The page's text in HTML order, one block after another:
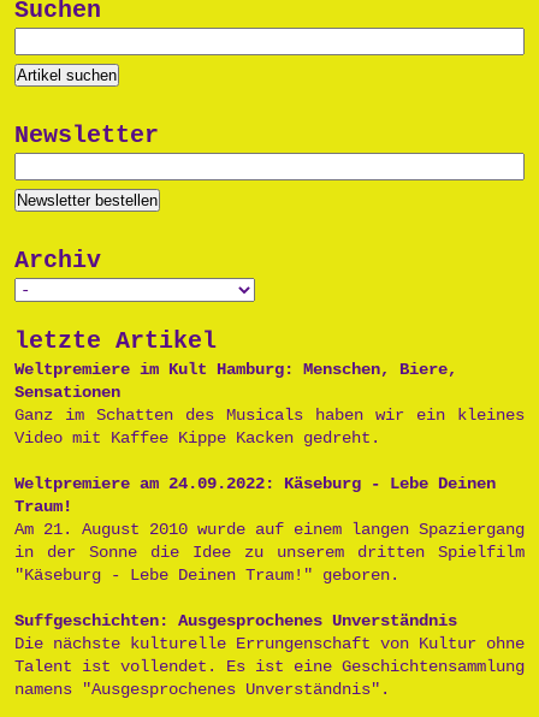
Suchen
Newsletter
Archiv
letzte Artikel
Weltpremiere im Kult Hamburg: Menschen, Biere,
Sensationen
Ganz im Schatten des Musicals haben wir ein kleines
Video mit Kaffee Kippe Kacken gedreht.
Weltpremiere am 24.09.2022: Käseburg - Lebe Deinen
Traum!
Am 21. August 2010 wurde auf einem langen Spaziergang
in der Sonne die Idee zu unserem dritten Spielfilm
"Käseburg - Lebe Deinen Traum!" geboren.
Suffgeschichten: Ausgesprochenes Unverständnis
Die nächste kulturelle Errungenschaft von Kultur ohne
Talent ist vollendet. Es ist eine Geschichtensammlung
namens "Ausgesprochenes Unverständnis".